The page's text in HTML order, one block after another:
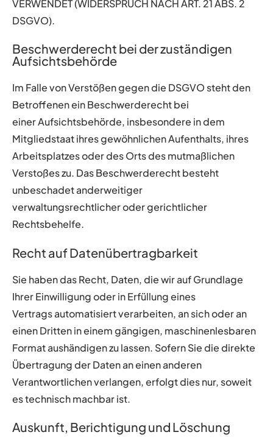
VERWENDET (WIDERSPRUCH NACH ART. 21 ABS. 2
DSGVO).
Beschwerderecht bei der zuständigen
Aufsichtsbehörde
Im Falle von Verstößen gegen die DSGVO steht den
Betroffenen ein Beschwerderecht bei
einer Aufsichtsbehörde, insbesondere in dem
Mitgliedstaat ihres gewöhnlichen Aufenthalts, ihres
Arbeitsplatzes oder des Orts des mutmaßlichen
Verstoßes zu. Das Beschwerderecht besteht
unbeschadet anderweitiger
verwaltungsrechtlicher oder gerichtlicher
Rechtsbehelfe.
Recht auf Datenübertragbarkeit
Sie haben das Recht, Daten, die wir auf Grundlage
Ihrer Einwilligung oder in Erfüllung eines
Vertrags automatisiert verarbeiten, an sich oder an
einen Dritten in einem gängigen, maschinenlesbaren
Format aushändigen zu lassen. Sofern Sie die direkte
Übertragung der Daten an einen anderen
Verantwortlichen verlangen, erfolgt dies nur, soweit
es technisch machbar ist.
Auskunft, Berichtigung und Löschung